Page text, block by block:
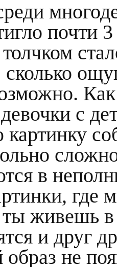
почти
Как
с
в
где
ты живешь
и друг
не